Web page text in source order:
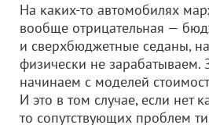
На каких-то автомобилях
вообще отрицательная —
и сверхбюджетные седаны,
физически не зарабатываем.
начинаем с моделей
И это в том случае, если нет
то сопутствующих проблем